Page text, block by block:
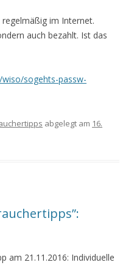
im Internet.
auch bezahlt. Ist das
sogehts-passw-
abgelegt am 16.
am 21.11.2016: Individuelle